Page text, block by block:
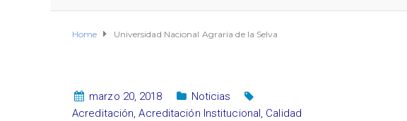
Home Universidad Nacional Agraria de la Selva
marzo 20, 2018
Noticias
Acreditación,Acreditación Institucional, Calidad